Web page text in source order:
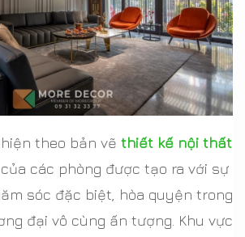
theo bản vẽ thiết kế nội thất
các phòng được tạo ra với sự
sóc đặc biệt, hòa quyện trong
đại vô cùng ấn tượng. Khu vực